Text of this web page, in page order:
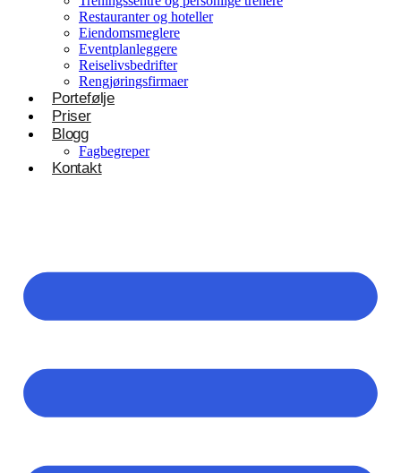
Restauranter og hoteller
Eiendomsmeglere
Eventplanleggere
Reiselivsbedrifter
Rengjøringsfirmaer
Portefølje
Priser
Blogg
Fagbegreper
Kontakt